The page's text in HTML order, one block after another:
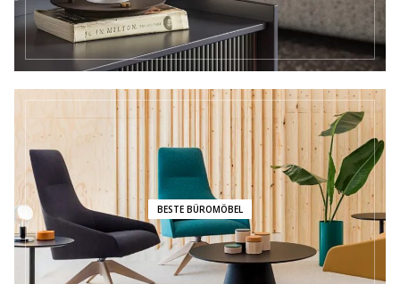
BESTE BÜROMÖBEL